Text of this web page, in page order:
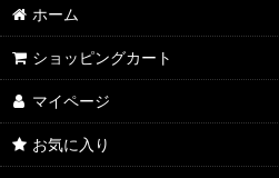
ホーム
ショッピングカート
マイページ
お気に入り